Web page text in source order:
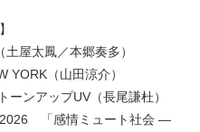
屋太鳳／本郷奏多）
YORK（山田涼介）
ーンアップUV（長尾謙杜）
2026 「感情ミュート社会 ―